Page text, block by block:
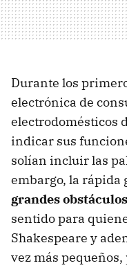
Durante los
electrónica de
electrodomésticos
indicar sus
solían incluir las
embargo, la
grandes obstáculos
sentido para
Shakespeare y
vez más